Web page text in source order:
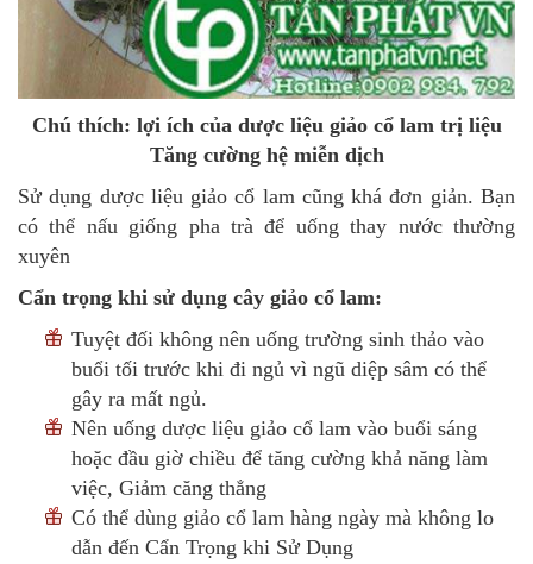
Chú thích: lợi ích của dược liệu giảo cổ lam trị liệu
Tăng cường hệ miễn dịch
Sử dụng dược liệu giảo cổ lam cũng khá đơn giản. Bạn
có thể nấu giống pha trà để uống thay nước thường
xuyên
Cẩn trọng khi sử dụng cây giảo cổ lam:
Tuyệt đối không nên uống trường sinh thảo vào
buổi tối trước khi đi ngủ vì ngũ diệp sâm có thể
gây ra mất ngủ.
Nên uống dược liệu giảo cổ lam vào buổi sáng
hoặc đầu giờ chiều để tăng cường khả năng làm
việc, Giảm căng thẳng
Có thể dùng giảo cổ lam hàng ngày mà không lo
dẫn đến Cẩn Trọng khi Sử Dụng